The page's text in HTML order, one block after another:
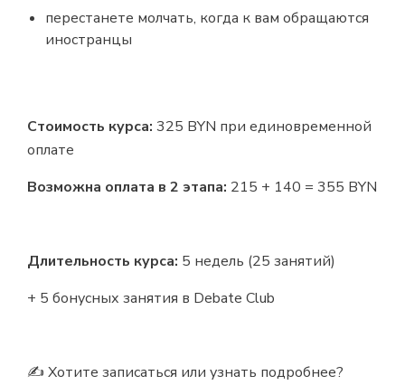
перестанете молчать, когда к вам обращаются
иностранцы
Стоимость курса: 325 BYN при единовременной
оплате
Возможна оплата в 2 этапа: 215 + 140 = 355 BYN
Длительность курса: 5 недель (25 занятий)
+ 5 бонусных занятия в Debate Club
✍️ Хотите записаться или узнать подробнее?